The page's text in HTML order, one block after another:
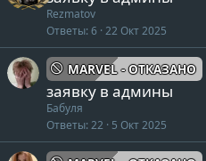
e
_
p
r
i
l
Rezmatov
Ответы 6 22 Окт 2025
MARVEL - ОТКАЗАНО
заявку в админы
Бабуля
Ответы 22 5 Окт 2025